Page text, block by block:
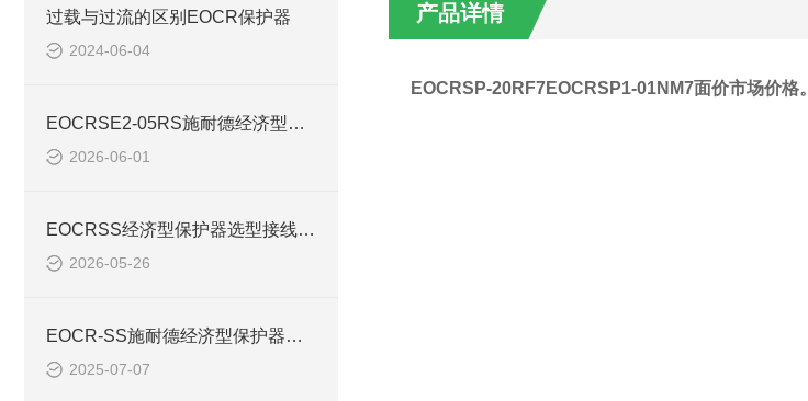
过载与过流的区别EOCR保护器
2024-06-04
EOCRSE2-05RS施耐德经济型保护器常用法+亮点+参数+
2026-06-01
EOCRSS经济型保护器选型接线等看图解析
2026-05-26
EOCR-SS施耐德经济型保护器负载电流整定
2025-07-07
产品详情
EOCRSP-20RF7EOCRSP1-01NM7面价市场价格。